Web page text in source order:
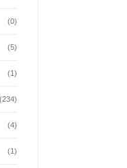
(0)
(5)
(1)
(234)
(4)
(1)